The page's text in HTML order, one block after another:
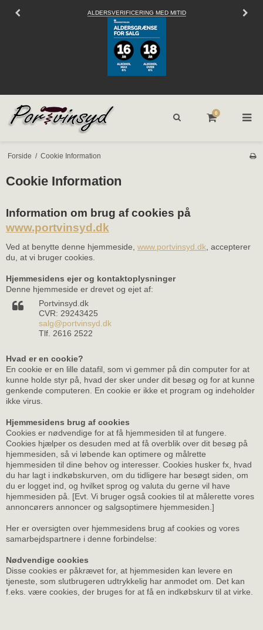
ALDERSVERIFICERING MED MITID
0
Forside / Cookie Information
Cookie Information
Information om brug af cookies på
www.portvinsyd.dk
Ved at benytte denne hjemmeside, www.portvinsyd.dk , accepterer
du, at vi bruger cookies.
Hjemmesidens ejer og kontaktoplysninger
Denne hjemmeside er drevet og ejet af:
Portvinsyd.dk
CVR: 29243425
salg@portvinsyd.dk
Tlf. 2616 2522
Hvad er en cookie?
En cookie er en lille datafil, som vi gemmer på din computer for at
kunne holde styr på, hvad der sker under dit besøg og for at kunne
genkende computeren. En cookie er ikke et program og indeholder
ikke virus.
Hjemmesidens brug af cookies
Cookies er nødvendige for at få hjemmesiden til at fungere.
Cookies hjælper os desuden med at få overblik over dit besøg på
hjemmesiden, så vi løbende kan optimere og målrette
hjemmesiden til dine behov og interesser. Cookies husker fx, hvad
du har lagt i indkøbskurven, om du tidligere har besøgt siden, om
du er logget ind, og hvilket sprog og valuta du gerne vil have
hjemmesiden på. [Evt. Vi bruger også cookies til at målerette vores
annoncørers annoncer og salgsoptimere hjemmesiden.]
Her er oversigten over hjemmesidens brug af cookies og vores
samarbejdspartnere i denne forbindelse:
Nødvendige cookies
Disse cookies er påkrævet for, at hjemmesiden kan levere en
tjeneste, som slutbrugeren udtrykkelig har anmodet om. Det kan
f.eks. være cookies, der bruges for at få en indkøbskurv til at virke.